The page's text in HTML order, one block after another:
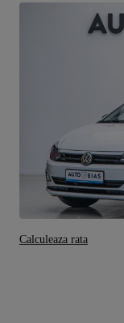
Calculeaza rata